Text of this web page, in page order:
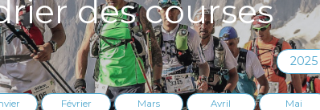
des courses
2025
Février Mars Avril Mai